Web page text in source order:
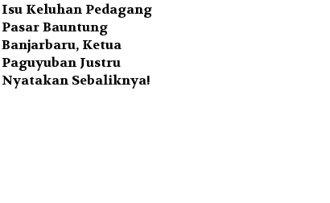
Isu Keluhan Pedagang
Pasar Bauntung
Banjarbaru, Ketua
Paguyuban Justru
Nyatakan Sebaliknya!